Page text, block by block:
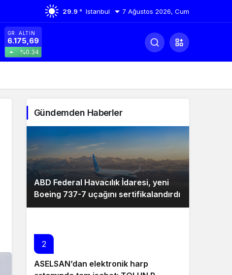
29.9 ° Istanbul 7 Ağustos 2026, Cum
GR. ALTIN
6.175,69
%0.34
Gündemden Haberler
ABD Federal Havacılık İdaresi, yeni
Boeing 737-7 uçağını sertifikalandırdı
2
ASELSAN’dan elektronik harp